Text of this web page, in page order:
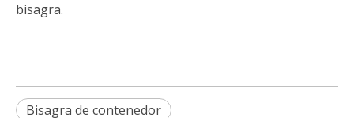
bisagra.
Bisagra de contenedor